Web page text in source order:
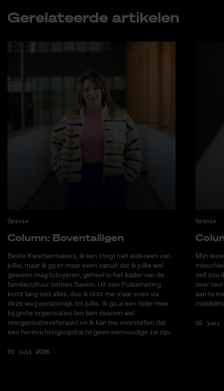
Ge­re­la­teer­de ar­ti­ke­len
Opinie
Co­lumn: Bo­ven­tal­li­gen
Beste Kwartiermakers, ik ken (nog) niet iedereen van
jullie, maar ik ga er maar even vanuit dat ik jullie wel
gewoon mag tutoyeren, geheel in het kader van de
familiecultuur binnen Saxion. Uit een Pulsemeting
komt lang niet alles, dus ik richt me maar even via
deze weg persoonlijk tot jullie. Ik ga al een tijdje mee
bij grote organisaties (en ben daarom wel
reorganisatieveteraan) en ik kan me voorstellen dat
een herinrichtingsopdracht geen eenvoudige zal zijn.
01 juli 2026
Opinie
Mijn
zelf zou
zeer
aan te
05 juni